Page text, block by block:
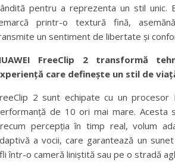
pentru a reprezenta un stil unic.
printr-o textură fină,
un sentiment de libertate și
FreeClip 2 transformă
care definește un stil de
2 sunt echipate cu un procesor
de 10 ori mai mare. Acesta
percepția în timp real, volum
a vocii, care garantează un
într-o cameră liniștită sau pe o stradă